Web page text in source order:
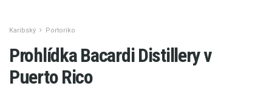
Karibský Portoriko
Prohlídka Bacardi Distillery v
Puerto Rico